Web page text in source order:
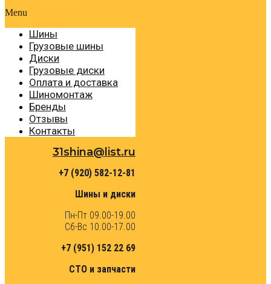
Menu
Шины
Грузовые шины
Диски
Грузовые диски
Оплата и доставка
Шиномонтаж
Бренды
Отзывы
Контакты
31shina@list.ru
+7 (920) 582-12-81
Шины и диски
Пн-Пт 09.00-19.00
Сб-Вс 10.00-17.00
+7 (951) 152 22 69
СТО и запчасти